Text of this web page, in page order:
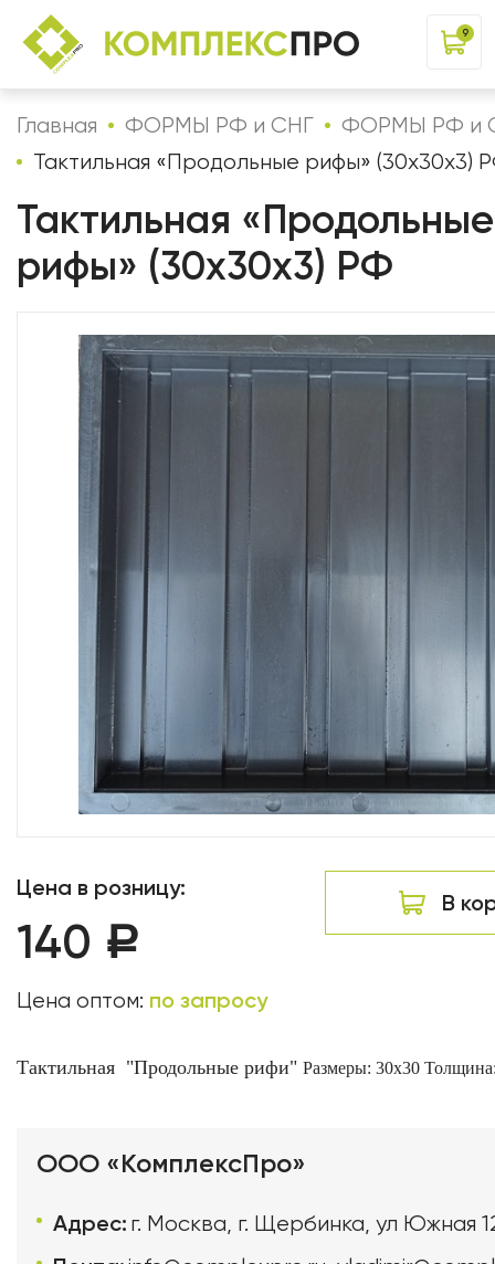
9
Главная ФОРМЫ РФ и СНГ
ФОРМЫ РФ и
Тактильная «Продольные рифы» (30х30х3)
Тактильная «Продольные
рифы» (30х30х3) РФ
Цена в розницу:
140 Р
Цена оптом: по запросу
В
Тактильная "Продольные рифи" Размеры: 30х30
ООО «КомплексПро»
Адрес: г. Москва, г. Щербинка, ул Южная